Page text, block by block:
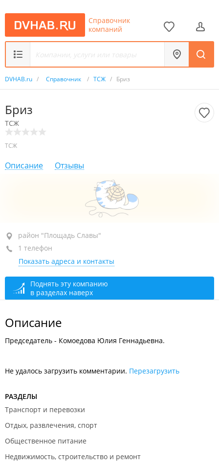
Справочник
компаний
DVHAB.ru / Справочник / ТСЖ / Бриз
Бриз
ТСЖ
ТСЖ
Описание Отзывы
район "Площадь Славы", ул. Истомина, 22А
+7 (4212) 45-65-25
сегодня закрыто
район "Площадь Славы"
1 телефон
Показать адреса и контакты
Поднять эту компанию
в разделах наверх
Описание
Председатель - Комоедова Юлия Геннадьевна.
Не удалось загрузить комментарии. Перезагрузить
РАЗДЕЛЫ
Транспорт и перевозки
Отдых, развлечения, спорт
Общественное питание
Недвижимость, строительство и ремонт